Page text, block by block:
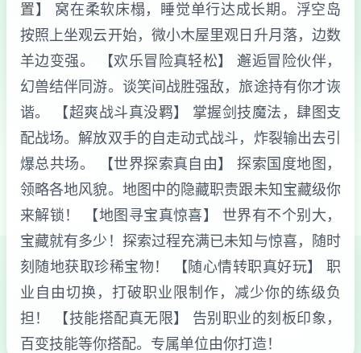
置】 窝在柔软床榻，睡觉单行达成长期。浮空岛
按照上坐观云开始，微小木屋里观日升月落，边数
羊边变强。 【欢乐冒险真轻松】 邂逅冒险伙伴，
幻兽结伴同游。谈笑间战胜强敌，旅途持有你才诙
谐。 【超爽战斗真没羁】 掌握剑技魔法，肆图支
配战场。解放双手的自走动式战斗，炸裂输出去引
爆总共场。 【世界探索真自由】 探索国度地图，
领略各地风貌。地图中的隐藏职责跟未知宝藏级你
来解锁！ 【地图寻宝真惊喜】 世界有不个别大，
宝藏就有多少！探索过程充满已未知与惊喜，随时
刻随地获取珍稀宝物！ 【随心情转职真好玩】 职
业自由切换，打破职业限制作，减少你的练级负
担！ 【技能搭配真无限】 告别职业的刻板印象，
百变技能等你搭配。专属单位由你打造！